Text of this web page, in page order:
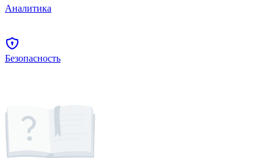
Аналитика
Безопасность